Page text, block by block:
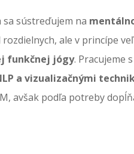
sa sústreďujem na
ale v princípe
funkčnej jógy. Pracujeme s
a vizualizačnými
avšak podľa potreby